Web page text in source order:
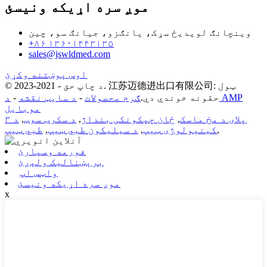
موږ سره اړیکه ونیسئ
وینچانګ لویدیځ سړک، یانګزو، جیانګ سو، چین
+۸۶ ۱۳۶۰۱۴۴۳۱۳۵
sales@jswldmed.com
اوس پوښتنه وکړئ
© د چاپ حق - 2021-2023. 江苏迈德进出口有限公司: ټول
حقونه خوندي دي.ګرم محصولات - د سایټ نقشه - د AMP
موبایل
۳ پلای د مخ ماسک, ځان چپکونکی بنداژ, د سکرب سوټ, د
کینیولوژی ټیپ, د سیلیکون طبي ټیپ, طبي ټیپ ,
فورمه وسپارئ
برېښنالیک ولېږئ
واټس اپ
موږ سره اړیکه ونیسئ
x